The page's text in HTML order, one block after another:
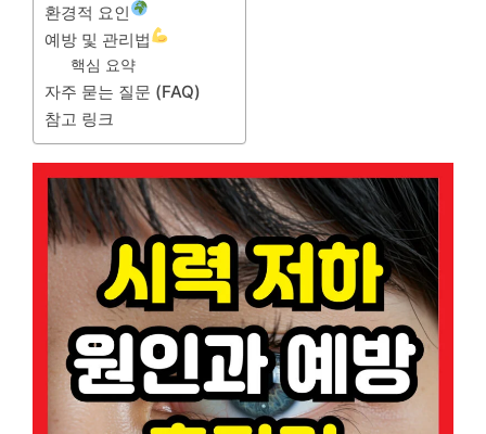
환경적 요인
예방 및 관리법
핵심 요약
자주 묻는 질문 (FAQ)
참고 링크